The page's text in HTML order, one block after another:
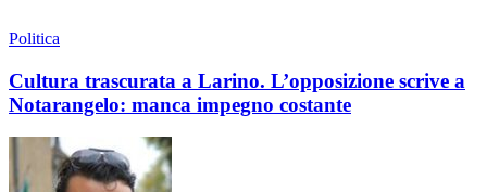
Politica
Cultura trascurata a Larino. L’opposizione scrive a
Notarangelo: manca impegno costante